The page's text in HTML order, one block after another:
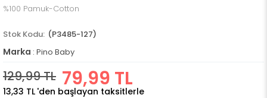
%100 Pamuk-Cotton
(P3485-127)
Marka : Pino Baby
129,99 TL 79,99 TL
13,33 TL 'den başlayan taksitlerle